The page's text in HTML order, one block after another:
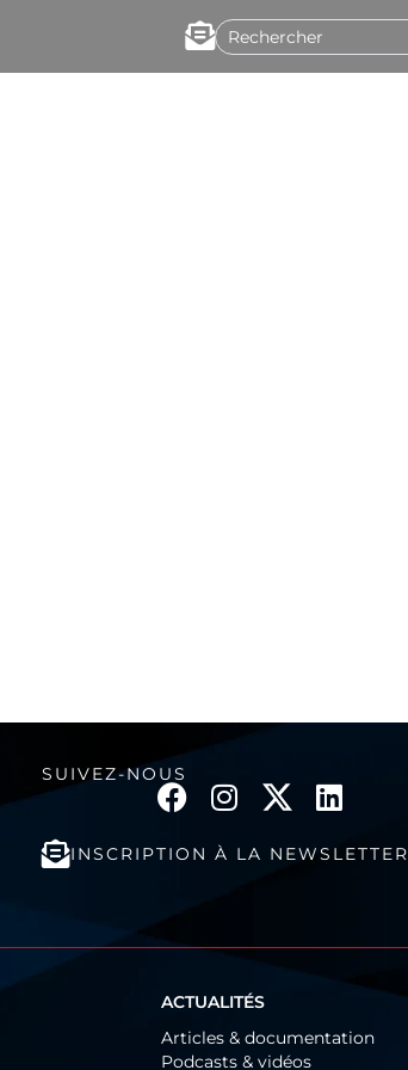
SUIVEZ-NOUS
INSCRIPTION À LA NEWSLETTER
ACTUALITÉS
Articles & documentation
Podcasts & vidéos